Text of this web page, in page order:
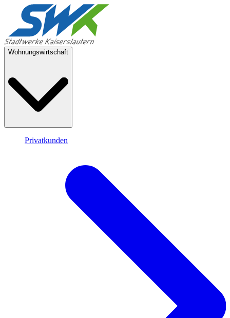
Wohnungswirtschaft
Privatkunden